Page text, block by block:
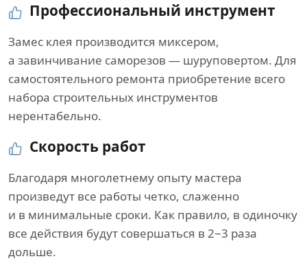
Профессиональный инструмент
Замес клея производится миксером,
а завинчивание саморезов — шуруповертом. Для
самостоятельного ремонта приобретение всего
набора строительных инструментов
нерентабельно.
Скорость работ
Благодаря многолетнему опыту мастера
произведут все работы четко, слаженно
и в минимальные сроки. Как правило, в одиночку
все действия будут совершаться в 2−3 раза
дольше.